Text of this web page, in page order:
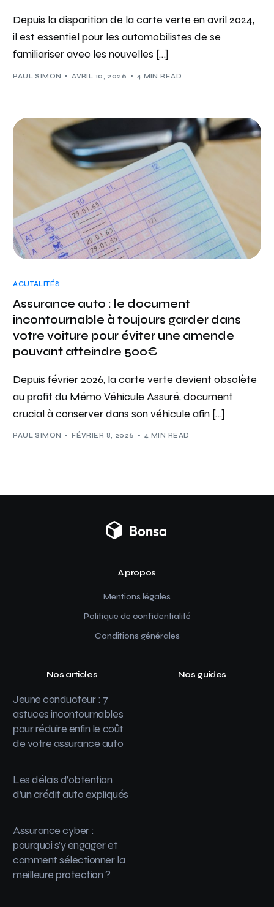
Depuis la disparition de la carte verte en avril 2024,
il est essentiel pour les automobilistes de se
familiariser avec les nouvelles […]
PAUL SIMON AVRIL 10, 2026 4 MIN READ
ACUTALITÉS
Assurance auto : le document
incontournable à toujours garder dans
votre voiture pour éviter une amende
pouvant atteindre 500€
Depuis février 2026, la carte verte devient obsolète
au profit du Mémo Véhicule Assuré, document
crucial à conserver dans son véhicule afin […]
PAUL SIMON FÉVRIER 8, 2026 4 MIN READ
A propos
Mentions légales
Politique de confidentialité
Conditions générales
Nos articles
Jeune conducteur : 7
astuces incontournables
pour réduire enfin le coût
de votre assurance auto
Les délais d’obtention
d’un crédit auto expliqués
Assurance cyber :
pourquoi s’y engager et
comment sélectionner la
meilleure protection ?
Nos guides